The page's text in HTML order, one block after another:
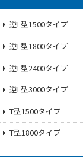
逆L型1500タイプ
逆L型1800タイプ
逆L型2400タイプ
逆L型3000タイプ
T型1500タイプ
T型1800タイプ